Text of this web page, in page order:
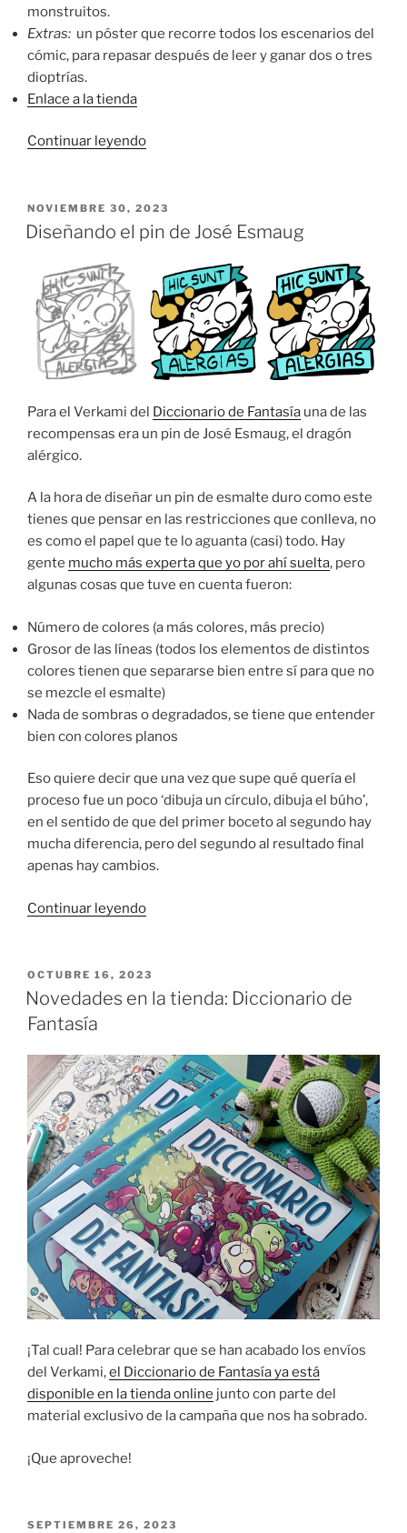
monstruitos.
Extras: un póster que recorre todos los escenarios del
cómic, para repasar después de leer y ganar dos o tres
dioptrías.
Enlace a la tienda
Continuar leyendo«Guía
PUBLICADO
EL
NOVIEMBRE 30, 2023
Diseñando el pin de José Esmaug
Para el Verkami del Diccionario de Fantasía una de las
recompensas era un pin de José Esmaug, el dragón
alérgico.
A la hora de diseñar un pin de esmalte duro como este
tienes que pensar en las restricciones que conlleva, no
es como el papel que te lo aguanta (casi) todo. Hay
gente mucho más experta que yo por ahí suelta, pero
algunas cosas que tuve en cuenta fueron:
Número de colores (a más colores, más precio)
Grosor de las líneas (todos los elementos de distintos
colores tienen que separarse bien entre sí para que no
se mezcle el esmalte)
Nada de sombras o degradados, se tiene que entender
bien con colores planos
Eso quiere decir que una vez que supe qué quería el
proceso fue un poco ‘dibuja un círculo, dibuja el búho’,
en el sentido de que del primer boceto al segundo hay
mucha diferencia, pero del segundo al resultado final
apenas hay cambios.
Continuar leyendo«Diseñando
de
José
PUBLICADO
EL
OCTUBRE 16, 2023
Novedades en la tienda: Diccionario de
Fantasía
¡Tal cual! Para celebrar que se han acabado los envíos
del Verkami,el Diccionario de Fantasía ya está
disponible en la tienda online junto con parte del
material exclusivo de la campaña que nos ha sobrado.
¡Que aproveche!
PUBLICADO
SEPTIEMBRE 26, 2023